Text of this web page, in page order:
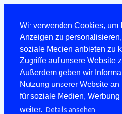
Wir verwenden Cookies, um
Anzeigen zu
soziale Medien anbieten zu
Zugriffe auf unsere Website
Außerdem geben wir
Nutzung unserer Website an
für soziale Medien, Werbung
weiter. Details ansehen